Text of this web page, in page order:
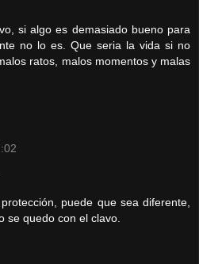
si algo es demasiado bueno para
no lo es. Que seria la vida si no
ratos, malos momentos y malas
puede que sea diferente,
se quedo con el clavo.